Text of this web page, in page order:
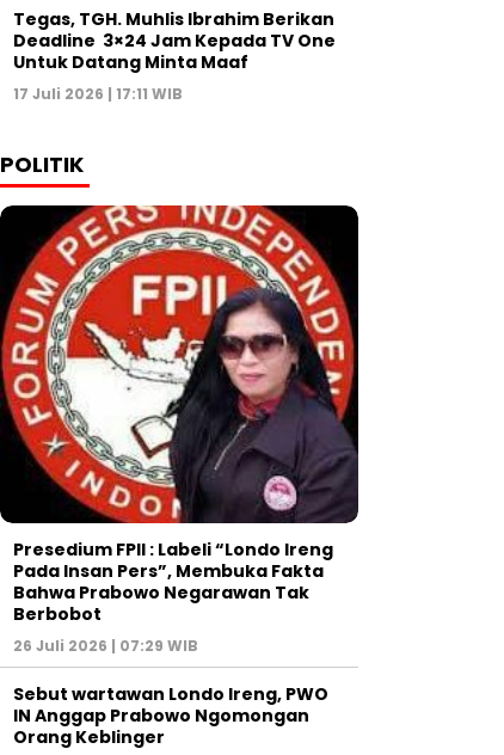
Tegas, TGH. Muhlis Ibrahim Berikan
Deadline 3×24 Jam Kepada TV One
Untuk Datang Minta Maaf
17 Juli 2026 | 17:11 WIB
POLITIK
Presedium FPII : Labeli “Londo Ireng
Pada Insan Pers”, Membuka Fakta
Bahwa Prabowo Negarawan Tak
Berbobot
26 Juli 2026 | 07:29 WIB
Sebut wartawan Londo Ireng, PWO
IN Anggap Prabowo Ngomongan
Orang Keblinger